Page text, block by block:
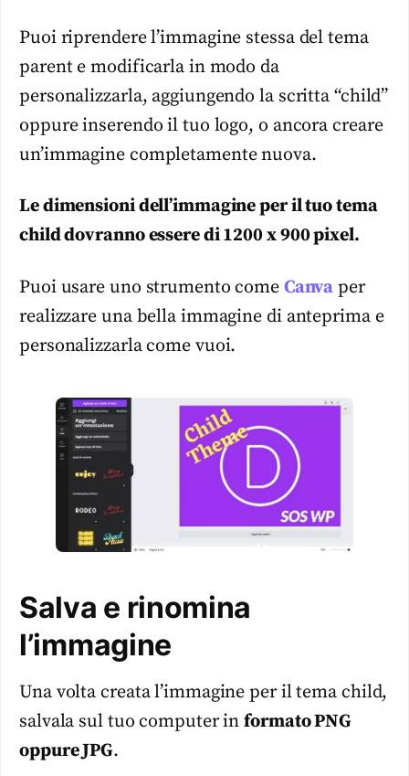
Puoi riprendere l’immagine stessa del tema
parent e modificarla in modo da
personalizzarla, aggiungendo la scritta “child”
oppure inserendo il tuo logo, o ancora creare
un’immagine completamente nuova.
Le dimensioni dell’immagine per il tuo tema
child dovranno essere di 1200 x 900 pixel.
Puoi usare uno strumento come Canva per
realizzare una bella immagine di anteprima e
personalizzarla come vuoi.
Salva e rinomina
l’immagine
Una volta creata l’immagine per il tema child,
salvala sul tuo computer informato PNG
oppure JPG.